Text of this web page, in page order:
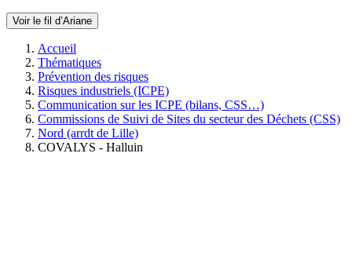
Voir le fil d’Ariane
Accueil
Thématiques
Prévention des risques
Risques industriels (ICPE)
Communication sur les ICPE (bilans, CSS…)
Commissions de Suivi de Sites du secteur des Déchets (CSS)
Nord (arrdt de Lille)
COVALYS - Halluin